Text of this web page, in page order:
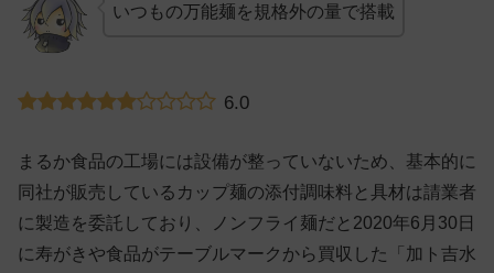
いつもの万能麺を規格外の量で搭載
6.0
まるか食品の工場には設備が整っていないため、基本的に
同社が販売しているカップ麺の添付調味料と具材は請業者
に製造を委託しており、ノンフライ麺だと2020年6月30日
に寿がきや食品がテーブルマークから買収した「加ト吉水